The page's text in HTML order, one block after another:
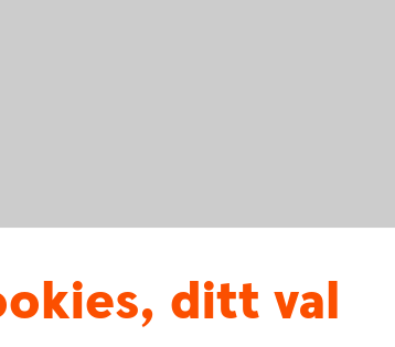
ditt val